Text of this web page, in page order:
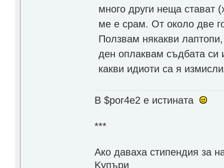
много други неща стават
ме е срам. От около две
Ползвам някакви
ден оплаквам съдбата си
какви идиоти са я
В $por4e2 e истината
***
Aко даваха стипендия за
Kупъри